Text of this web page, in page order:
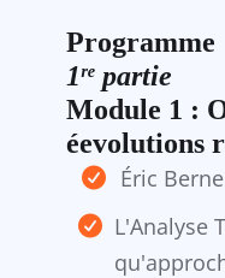
Programme
1ʳᵉ partie
Module 1 :
éevolutions
Éric Berne
L'Analyse